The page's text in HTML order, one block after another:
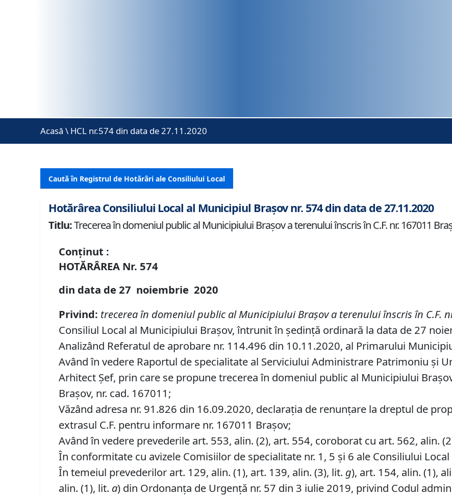
Acasă \ HCL nr.574 din data de 27.11.2020
Caută în Registrul de Hotărâri ale Consiliului Local
Hotărârea Consiliului Local al Municipiul Brașov nr. 574 din data de 27.11.2020
Titlu:Trecerea în domeniul public al Municipiului Braşov a terenului înscris în C.F. nr. 167011
Conținut :
HOTĂRÂREA Nr. 574
din data de27 noiembrie2020
Privind: trecerea în domeniul public al Municipiului Braşov a terenuluiînscris în C.F.
Consiliul Local al Municipiului Brașov, întrunit în ședință ordinară la data de 27
Analizând Referatul de aprobare nr. 114.496 din 10.11.2020, al Primarului
Având în vedere Raportul de specialitate al Serviciului Administrare Patrimoniu şi
Arhitect Șef, prin care se propune trecerea în domeniul public al Municipiului
Brașov, nr. cad. 167011;
Văzând adresa nr. 91.826 din 16.09.2020, declarația de renunțare la dreptul de
extrasul C.F. pentru informare nr. 167011 Brașov;
Având în vedere prevederile art. 553, alin. (2), art. 554, coroborat cu art. 562, alin.
În conformitate cu avizele Comisiilor de specialitate nr. 1, 5 și 6 ale Consiliului Local
În temeiul prevederilor art. 129, alin. (1), art. 139, alin. (3), lit. g), art. 154, alin. (1),
alin. (1), lit. a) din Ordonanța de Urgență nr. 57 din 3 iulie 2019, privind Codul